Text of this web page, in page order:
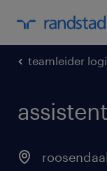
teamleider
roosendaal